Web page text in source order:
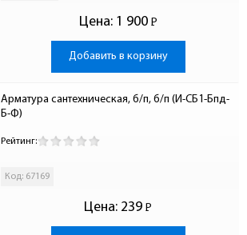
Цена: 1 900 Р
-
Добавить в корзину
Арматура сантехническая, б/п, б/п (И-СБ1-Бпд-
Б-Ф)
Рейтинг:
Код: 67169
Цена: 239 Р
-